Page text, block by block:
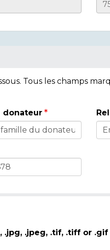
Tous les champs
donateur
.jpg, .jpeg, .tif, .tiff or .gif